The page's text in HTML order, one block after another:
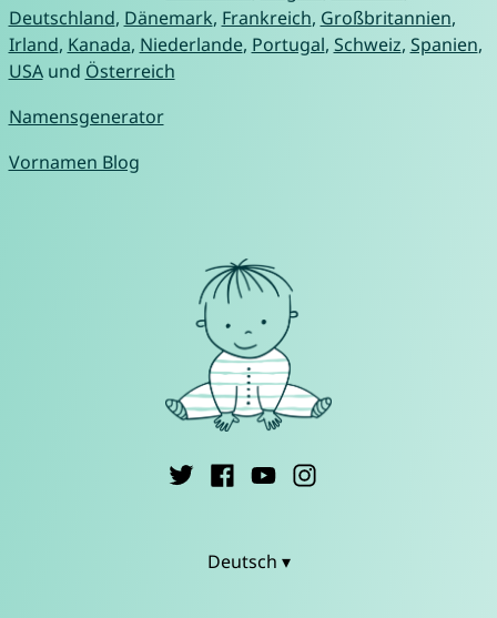
Deutschland, Dänemark, Frankreich, Großbritannien,
Irland, Kanada, Niederlande, Portugal, Schweiz, Spanien,
USAund Österreich
Namensgenerator
Vornamen Blog
Deutsch ▾